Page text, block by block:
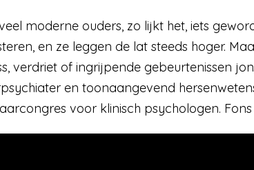
moderne ouders, zo lijkt het, iets
en ze leggen de lat steeds hoger.
verdriet of ingrijpende gebeurtenissen
en toonaangevend
voor klinisch psychologen.